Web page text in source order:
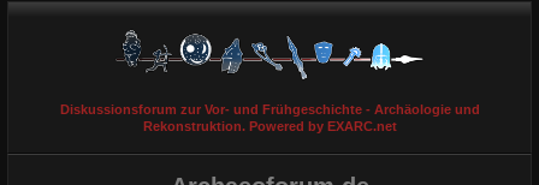
Diskussionsforum zur Vor- und Frühgeschichte - Archäologie und
Rekonstruktion. Powered by EXARC.net